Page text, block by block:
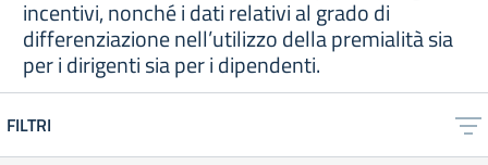
incentivi, nonché i dati relativi al grado di
differenziazione nell’utilizzo della premialità sia
per i dirigenti sia per i dipendenti.
FILTRI